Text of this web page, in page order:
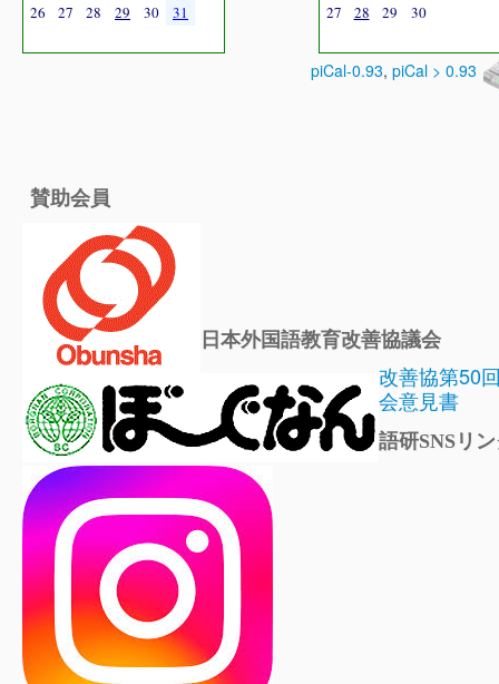
26
27 28 29 30 31
27
28 29 30
piCal-0.93, piCal > 0.93
賛助会員
日本外国語教育改善協議会
改善協第50
会意見書
語研SNSリ